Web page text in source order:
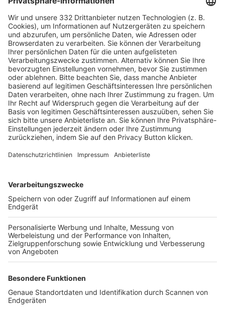
HÄUFIG BESUCHTE SEITEN
Pässe und Vereinswechsel
Trainerausbildung
Schulungsangebot Vereinsmitarbeiter
BFV-Geschäftsstellen
Trainerbörse
Login SpielPlus
FOLGE DEM BFV
TOP-VEREINE
TOP-PARTNER